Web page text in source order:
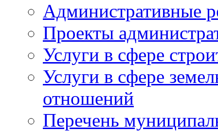
Административные
Проекты
Услуги в сфере
Услуги в сфере
отношений
Перечень